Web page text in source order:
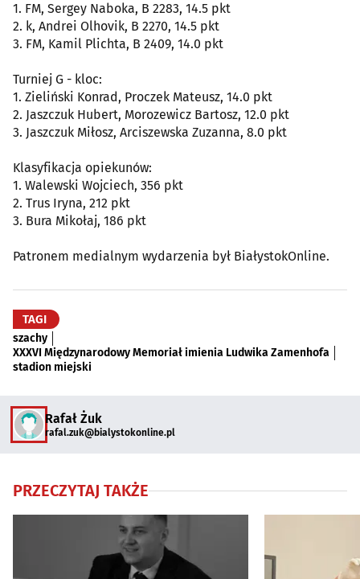
1. FM, Sergey Naboka, B 2283, 14.5 pkt
2. k, Andrei Olhovik, B 2270, 14.5 pkt
3. FM, Kamil Plichta, B 2409, 14.0 pkt
Turniej G - kloc:
1. Zieliński Konrad, Proczek Mateusz, 14.0 pkt
2. Jaszczuk Hubert, Morozewicz Bartosz, 12.0 pkt
3. Jaszczuk Miłosz, Arciszewska Zuzanna, 8.0 pkt
Klasyfikacja opiekunów:
1. Walewski Wojciech, 356 pkt
2. Trus Iryna, 212 pkt
3. Bura Mikołaj, 186 pkt
Patronem medialnym wydarzenia był BiałystokOnline.
TAGI
szachy
XXXVI Międzynarodowy Memoriał imienia Ludwika Zamenhofa
stadion miejski
Rafał Żuk
rafal.zuk@bialystokonline.pl
PRZECZYTAJ TAKŻE